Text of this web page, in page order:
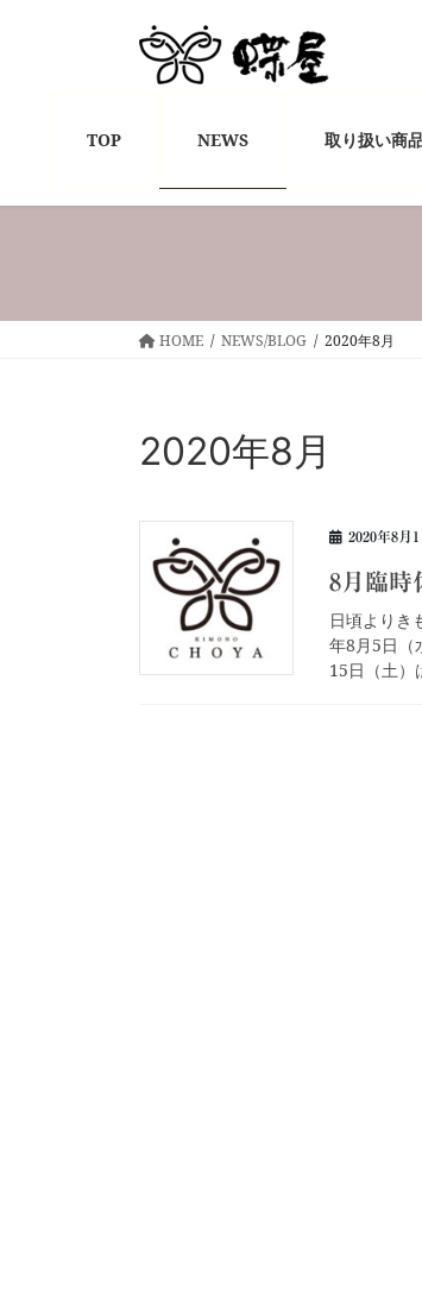
キ
に
TOP NEWS 取り扱い商
HOME NEWS/BLOG 2020年8月
2020年8月
2020年8月1
8月臨時
日頃よりき
年8月5日（
15日（土